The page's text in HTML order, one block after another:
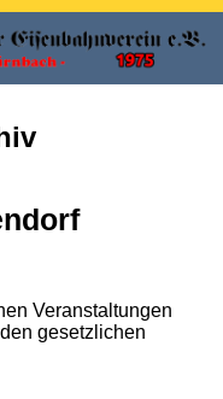
Veranstaltungen
gesetzlichen